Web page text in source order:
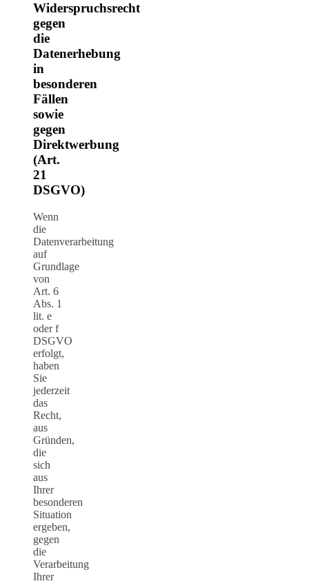
Widerspruchsrecht
gegen
die
Datenerhebung
in
besonderen
Fällen
sowie
gegen
Direktwerbung
(Art.
21
DSGVO)
Wenn
die
Datenverarbeitung
auf
Grundlage
von
Art. 6
Abs. 1
lit. e
oder f
DSGVO
erfolgt,
haben
Sie
jederzeit
das
Recht,
aus
Gründen,
die
sich
aus
Ihrer
besonderen
Situation
ergeben,
gegen
die
Verarbeitung
Ihrer